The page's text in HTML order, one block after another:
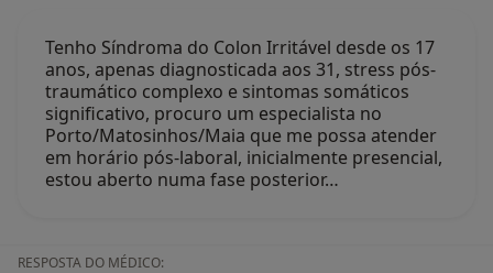
Tenho Síndroma do Colon Irritável desde os 17
anos, apenas diagnosticada aos 31, stress pós-
traumático complexo e sintomas somáticos
significativo, procuro um especialista no
Porto/Matosinhos/Maia que me possa atender
em horário pós-laboral, inicialmente presencial,
estou aberto numa fase posterior…
RESPOSTA DO MÉDICO: